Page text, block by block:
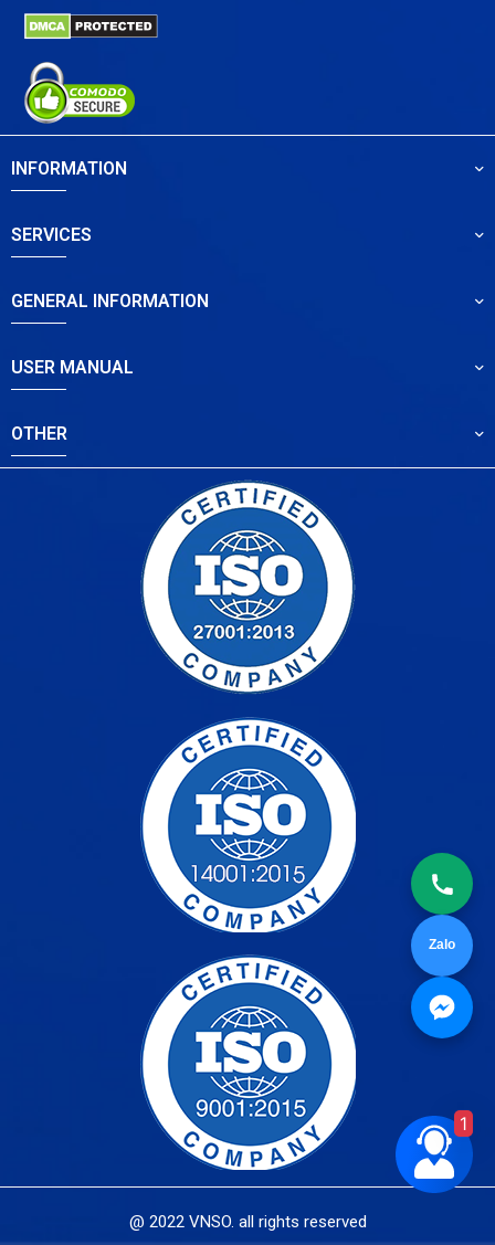
Zalo
INFORMATION
SERVICES
GENERAL INFORMATION
USER MANUAL
OTHER
@ 2022 VNSO. all rights reserved
1